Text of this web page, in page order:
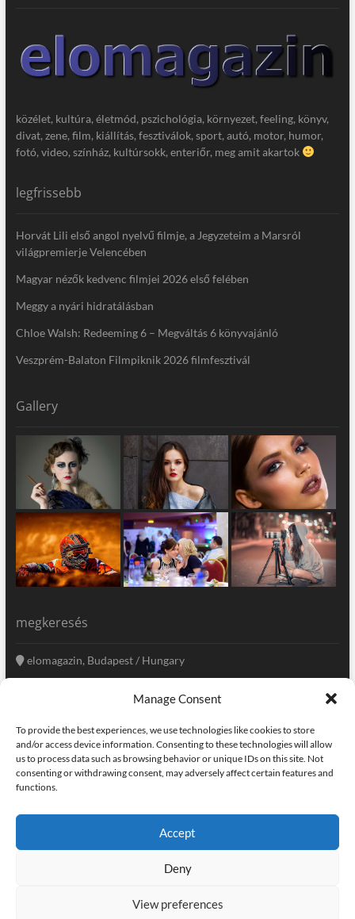
Manage Consent
To provide the best experiences, we use technologies like cookies to store
and/or access device information. Consenting to these technologies will allow
us to process data such as browsing behavior or unique IDs on this site. Not
consenting or withdrawing consent, may adversely affect certain features and
functions.
Accept
Deny
View preferences
közélet, kultúra, életmód, pszichológia, környezet, feeling, könyv,
divat, zene, film, kiállítás, fesztiválok, sport, autó, motor, humor,
fotó, video, színház, kultúrsokk, enteriőr, meg amit akartok
legfrissebb
Horvát Lili első angol nyelvű filmje, a Jegyzeteim a Marsról
világpremierje Velencében
Magyar nézők kedvenc filmjei 2026 első felében
Meggy a nyári hidratálásban
Chloe Walsh: Redeeming 6 – Megváltás 6 könyvajánló
Veszprém-Balaton Filmpiknik 2026 filmfesztivál
Gallery
megkeresés
elomagazin, Budapest / Hungary
szerkesztoseg@elomagazin.com
elomagazin
home adatvédelem impresszum kapcsolat
| © copyright, all right reserved